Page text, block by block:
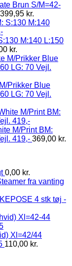
Brun S/M=42-
399,95 kr.
M:140 L:150
kr.
Prikker Blue
LG: 70 Vejl.
M/Print BM:
419,- 369,00 kr.
0,00 kr.
fra vanting
4 stk tøj -
Xl=42/44
110,00 kr.